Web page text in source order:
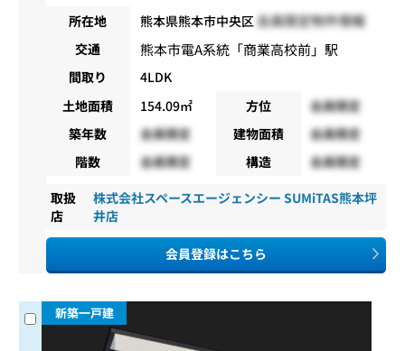
所在地 熊本県熊本市中央区 会員限定物件情報
交通 熊本市電A系統「商業高校前」駅
間取り
4LDK
土地面積
154.09㎡ 方位
会員限定
築年数
会員限定 建物面積
会員限定
階数
会員限定 構造 会員限定
取扱
店
株式会社スペースエージェンシー SUMiTAS熊本坪
井店
会員登録はこちら
新築一戸建